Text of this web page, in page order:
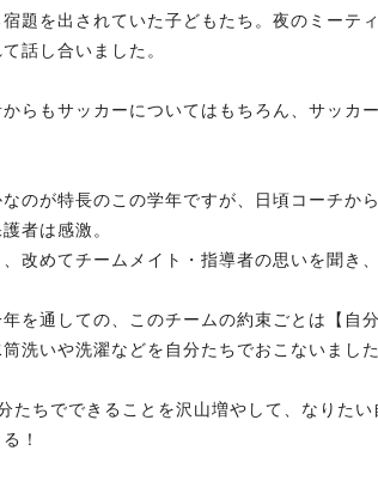
題を出されていた子どもたち。夜のミーテ
話し合いました。
からもサッカーについてはもちろん、サッカ
なのが特長のこの学年ですが、日頃コーチか
者は感激。
改めてチームメイト・指導者の思いを聞き
を通しての、このチームの約束ごとは
【自
洗いや洗濯などを自分たちでおこないました
たちでできることを沢山増やして、なりた
！